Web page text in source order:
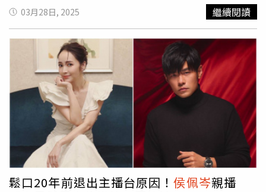
佩岑參加大陸綜藝《乘風2025》（又名《浪姐6》），不僅
在初舞台上選唱陳奕迅的〈我們〉大展歌喉，播出後掀起熱
烈話題，她在社群上公開練唱日常的影片記錄，更意外成為
「髮際線討論焦點」。（圖／
微博）在她分享的一支
台灣街頭 Vlog 中，侯佩岑
頂著高馬尾造型、身穿寬鬆休閒
裝、戴著口罩，雖然整體氣色依舊亮眼、額頭肌膚光滑緊
緻，但由於將長髮全部往後梳，髮際線也在鏡頭前一覽無
遺。網友留言驚呼：「姐姐是不是有落髮」、「感覺髮量變
少了」，但也有粉絲緩頰：「這樣已經超完美」、「努力又
漂亮的女人最迷人」、「她真的是逆天了」。（圖／
侯佩岑
微博）明星也難逃的「髮際線危機」？
侯佩岑
在節目與社群
上的真實髮況曝光後，引發更多關於「女明星也會落髮？」
的討論。其實不只有她，南韓人氣女星韓韶禧也曾因拍攝廣
03月28日, 2025 繼續閱讀
鬆口20年前退出主播台原因！侯佩岑親播